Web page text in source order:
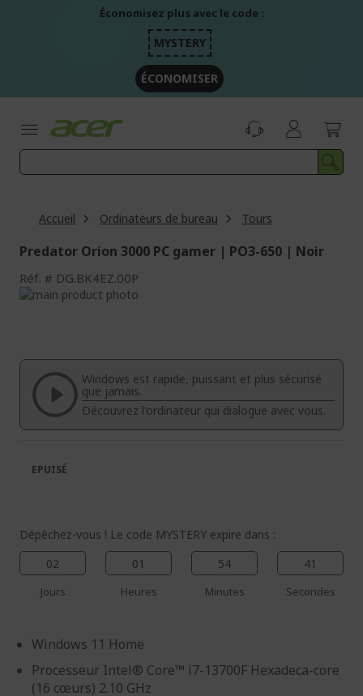
Économisez plus avec le code :
MYSTERY
ÉCONOMISER
Accueil Ordinateurs de bureau Tours
Predator Orion 3000 PC gamer | PO3-650 | Noir
Réf. DG.BK4EZ.00P
Passer
de
galerie
d’images
de
Galerie
d’images
Windows est rapide, puissant et plus sécurisé
que jamais.
Découvrez l'ordinateur qui dialogue avec vous.
Dépêchez-vous ! Le code MYSTERY expire dans :
02
Jours
01
Heures
54
Minutes
40
Secondes
Windows 11 Home
Processeur Intel® Core™ i7-13700F Hexadeca-core
(16 cœurs) 2.10 GHz
EPUISÉ